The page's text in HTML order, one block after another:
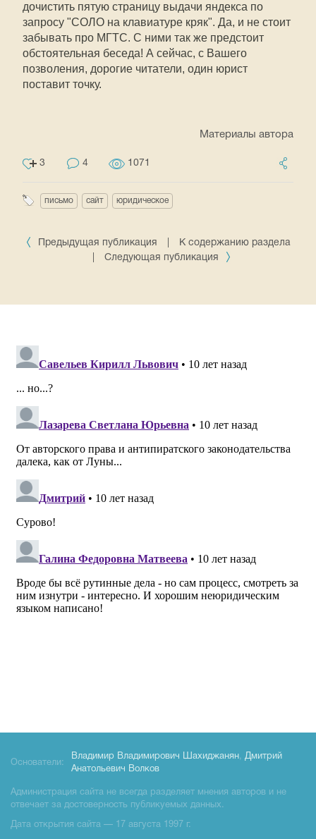
дочистить пятую страницу выдачи яндекса по
запросу "СОЛО на клавиатуре кряк". Да, и не стоит
забывать про МГТС. С ними так же предстоит
обстоятельная беседа! А сейчас, с Вашего
позволения, дорогие читатели, один юрист
поставит точку.
Материалы автора
3 4 1071
письмо сайт юридическое
Предыдущая публикация
К содержанию раздела
Следующая публикация
Основатели:
Владимир Владимирович Шахиджанян, Дмитрий
Анатольевич Волков
Администрация сайта не всегда разделяет мнения авторов и не
отвечает за достоверность публикуемых данных.
Дата открытия сайта — 17 августа 1997 г.